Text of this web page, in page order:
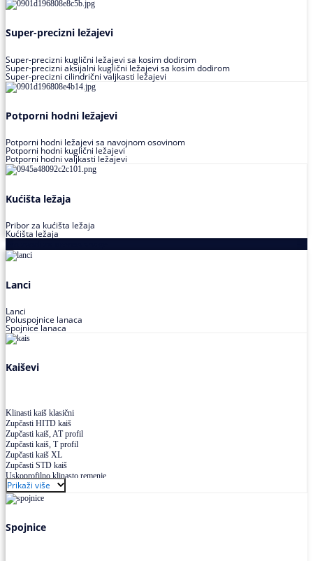
Super-precizni ležajevi
Super-precizni kuglični ležajevi sa kosim dodirom
Super-precizni aksijalni kuglični ležajevi sa kosim dodirom
Super-precizni cilindrični valjkasti ležajevi
Potporni hodni ležajevi
Potporni hodni ležajevi sa navojnom osovinom
Potporni hodni kuglični ležajevi
Potporni hodni valjkasti ležajevi
Kućišta ležaja
Pribor za kućišta ležaja
Kućišta ležaja
Lanci
Lanci
Poluspojnice lanaca
Spojnice lanaca
Kaiševi
Klinasti kaiš klasični
Zupčasti HITD kaiš
Zupčasti kaiš, AT profil
Zupčasti kaiš, T profil
Zupčasti kaiš XL
Zupčasti STD kaiš
Uskoprofilno klinasto remenje
Uskoprofilno klinasto remenje spojeno
Uskoprofilno klinasto remenje XP extra power
Višekanalno remenje PJ,PK
Prikaži više
Spojnice